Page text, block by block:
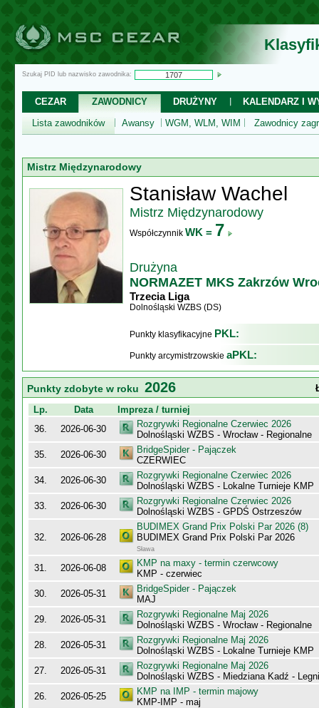
Szukaj PID lub nazwisko zawodnika:
CEZAR ZAWODNICY DRUŻYNY
KALENDARZ I
Lista zawodników
Awansy WGM, WLM, WIM Zawodnicy
Mistrz Międzynarodowy
Stanisław Wachel
Mistrz Międzynarodowy
Współczynnik WK = 7
Drużyna
NORMAZET MKS Zakrzów
Trzecia Liga
Dolnośląski WZBS (DS)
Punkty klasyfikacyjne PKL:
Punkty arcymistrzowskie aPKL:
Punkty zdobyte w roku 2026
Lp.
Data
Impreza / turniej
36.
2026-06-30
Rozgrywki Regionalne Czerwiec 2026
Dolnośląski WZBS - Wrocław - Regionalne
35.
2026-06-30
BridgeSpider - Pajączek
CZERWIEC
34.
2026-06-30
Rozgrywki Regionalne Czerwiec 2026
Dolnośląski WZBS - Lokalne Turnieje KMP
33.
2026-06-30
Rozgrywki Regionalne Czerwiec 2026
Dolnośląski WZBS - GPDŚ Ostrzeszów
32. 2026-06-28
BUDIMEX Grand Prix Polski Par 2026 (8)
BUDIMEX Grand Prix Polski Par 2026
Sława
31. 2026-06-08
KMP na maxy - termin czerwcowy
KMP - czerwiec
30.
2026-05-31
BridgeSpider - Pajączek
MAJ
29.
2026-05-31
Rozgrywki Regionalne Maj 2026
Dolnośląski WZBS - Wrocław - Regionalne
28.
2026-05-31
Rozgrywki Regionalne Maj 2026
Dolnośląski WZBS - Lokalne Turnieje KMP
27.
2026-05-31
Rozgrywki Regionalne Maj 2026
Dolnośląski WZBS - Miedziana Kadź -
26.
2026-05-25
KMP na IMP - termin majowy
KMP-IMP - maj